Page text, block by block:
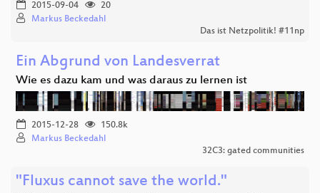
2015-09-04
20
Markus Beckedahl
Das ist Netzpolitik! #11np
Ein Abgrund von Landesverrat
Wie es dazu kam und was daraus zu lernen ist
2015-12-28
150.8k
Markus Beckedahl
32C3: gated communities
"Fluxus cannot save the world."